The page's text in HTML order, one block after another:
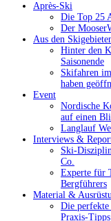
Après-Ski
Die Top 25
Der
Aus den
Hinter den
Saisonende
Skifahren
haben
Event
Nordische
auf einen
Langlauf
Interviews &
Ski-
Co.
Experte für
Bergführers
Material &
Die
Praxis-Tipps